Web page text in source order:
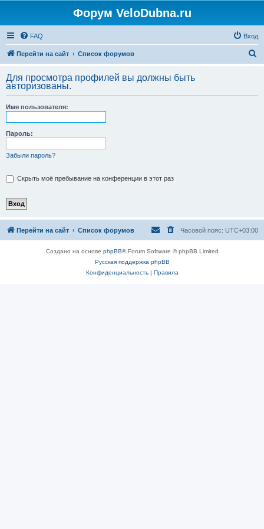
Форум VeloDubna.ru
FAQ Вход
Перейти на сайт Список форумов
с
Для просмотра профилей вы должны быть
авторизованы.
Имя пользователя:
Пароль:
Забыли пароль?
Скрыть моё пребывание на конференции в этот раз
Перейти на сайт Список форумов Часовой пояс: UTC+03:00
Создано на основе phpBB® Forum Software © phpBB Limited
Русская поддержка phpBB
Конфиденциальность| Правила